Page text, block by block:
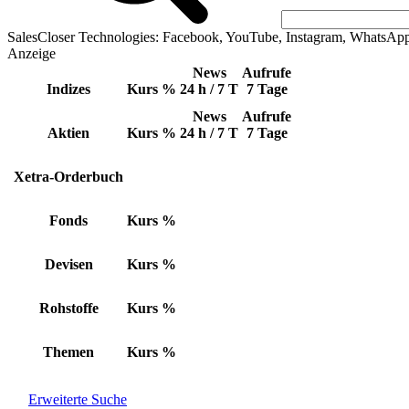
SalesCloser Technologies: Facebook, YouTube, Instagram,
Anzeige
Indizes Kurs %
News
24 h / 7 T
Aufrufe
7 Tage
Aktien Kurs %
News
24 h / 7 T
Aufrufe
7 Tage
Xetra-Orderbuch
Fonds Kurs %
Devisen Kurs %
Rohstoffe Kurs %
Themen Kurs %
Erweiterte Suche